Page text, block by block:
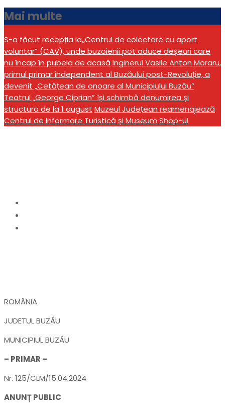
Mai multe
S-a făcut recepția la,,Centrul de colectare cu aport
voluntar” (CAV), unde buzoienii pot aduce deșeuri care
nu încap în pubela de acasă Inginerul Vasile Anton Moraru,
primul primar independent al Buzăului post-Revoluție, a
devenit „Cetățean de onoare al Municipiului Buzău”
Teatrul „George Ciprian” își schimbă denumirea și
structura de la 1 august Muzeul Județean reamenajează
Centrul de Informare Turistică și Museum Shop-ul
ROMÂNIA
JUDETUL BUZĂU
MUNICIPIUL BUZĂU
– PRIMAR –
Nr. 125/CLM/15.04.2024
ANUNȚ PUBLIC